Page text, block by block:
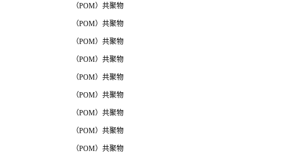
（POM）共聚物
（POM）共聚物
（POM）共聚物
（POM）共聚物
（POM）共聚物
（POM）共聚物
（POM）共聚物
（POM）共聚物
（POM）共聚物